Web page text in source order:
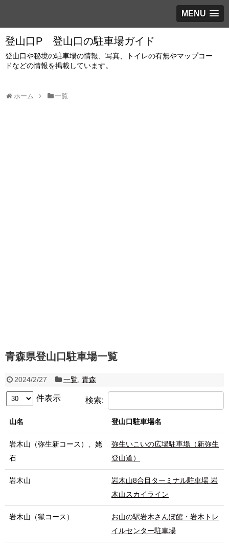
MENU
登山口P 登山口の駐車場ガイド
登山口や秘境の駐車場の情報、写真、トイレの有無やマップコー
ドなどの情報を掲載しています。
ホーム 一覧
青森県登山口駐車場一覧
2024/2/27 一覧, 青森
件表示 検索:
山名 登山口駐車場名
岩木山（弥生新コース）、姥
石
弥生いこいの広場駐車場（新弥生
登山道）
岩木山
岩木山8合目ターミナル駐車場 岩
木山スカイライン
岩木山（獄コース）
お山の駅岩木さんぽ館・岩木トレ
イルセンター駐車場